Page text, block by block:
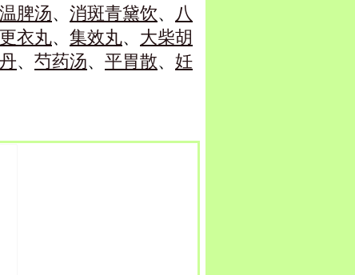
温脾汤、 消斑青黛饮、 八
更衣丸、 集效丸、 大柴胡
、 芍药汤、 平胃散、 妊